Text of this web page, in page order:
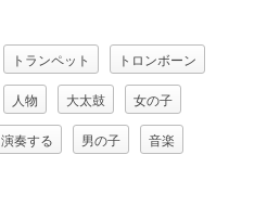
トランペット トロンボーン
人物 大太鼓 女の子
演奏する 男の子 音楽